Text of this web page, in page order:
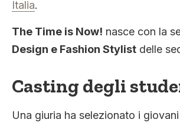
Italia.
The Time is Now! nasce con la
Design e Fashion Stylist delle
Casting degli
Una giuria ha selezionato i